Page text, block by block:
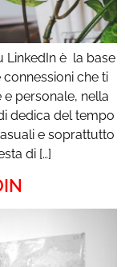
LinkedIn è la base
che ti
personale, nella
dedica del tempo
e soprattutto
di […]